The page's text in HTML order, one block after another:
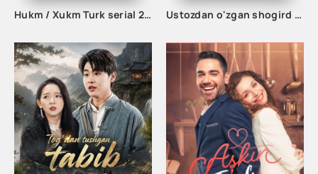
Hukm / Xukm Turk serial 203. 204. 205. 206. 207. 208. 209. 210. 211. 212. 213. 214. 215 Qism Uzbek tilida Hukim Xukim Barcha qismlari Ustozdan o'zgan shogird 1-2-3-10-20-30-50-60-70-80-90 Qism drama koreya seriali uzbek tilida Barcha qismlar